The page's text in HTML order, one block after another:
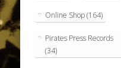
Online Shop(164)
Pirates Press Records
(34)